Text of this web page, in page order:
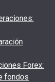
Forex:
fondos